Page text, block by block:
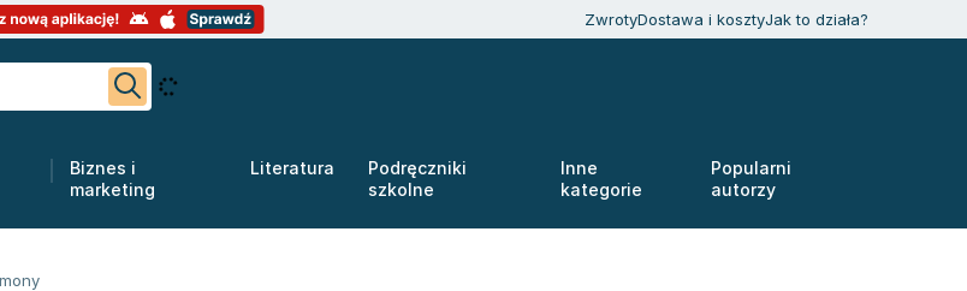
ZwrotyDostawa i kosztyJak to działa?
Biznes i
marketing
Literatura
Podręczniki
szkolne
Inne
kategorie
Popularni
autorzy